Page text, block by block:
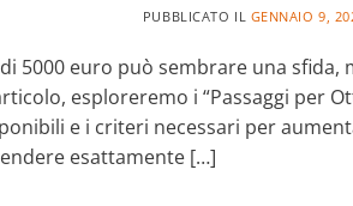
PUBBLICATO IL GENNAIO 9,
5000 euro può sembrare una sfida,
esploreremo i “Passaggi per
e i criteri necessari per
esattamente […]